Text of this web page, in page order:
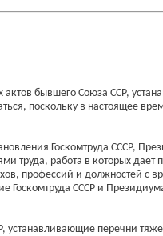
актов бывшего Союза ССР,
поскольку в настоящее
Госкомтруда СССР,
труда, работа в которых дает
профессий и должностей с
Госкомтруда СССР и
устанавливающие перечни